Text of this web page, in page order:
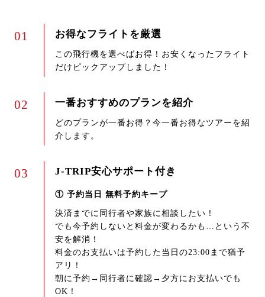
01 お得なフライトを厳選
この飛行機を選べばお得！お安くなったフライト
だけピックアップしました！
02 一番おすすめのプランを紹介
どのプランが一番お得？今一番お得なツアーを紹
介します。
03 J-TRIP安心サポート付き
① 予約当日 無料予約キープ
決済までに同行者や家族に相談したい！
でも今予約しないと料金が変わるかも…という不
安を解消！
料金のお支払いは予約した当日の23:00まで猶予
アリ！
朝に予約→同行者に確認→夕方にお支払いでも
OK！